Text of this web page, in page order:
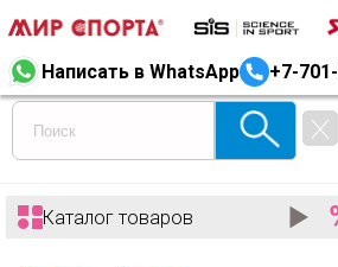
Написать в WhatsApp +7-
Каталог товаров